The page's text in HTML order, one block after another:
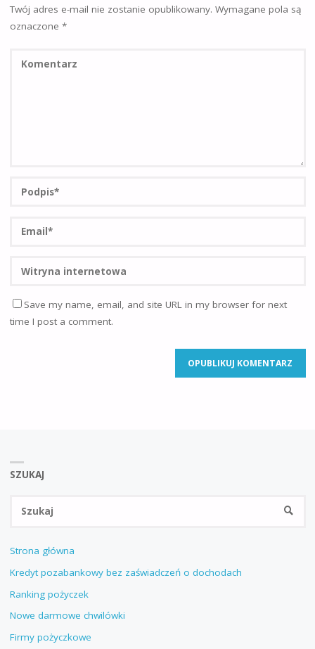
Twój adres e-mail nie zostanie opublikowany. Wymagane pola są
oznaczone *
Save my name, email, and site URL in my browser for next
time I post a comment.
SZUKAJ
Strona główna
Kredyt pozabankowy bez zaświadczeń o dochodach
Ranking pożyczek
Nowe darmowe chwilówki
Firmy pożyczkowe